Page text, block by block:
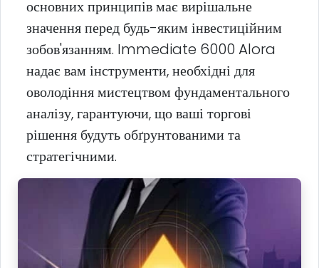
основних принципів має вирішальне
значення перед будь-яким інвестиційним
зобов'язанням. Immediate 6000 Alora
надає вам інструменти, необхідні для
оволодіння мистецтвом фундаментального
аналізу, гарантуючи, що ваші торгові
рішення будуть обґрунтованими та
стратегічними.